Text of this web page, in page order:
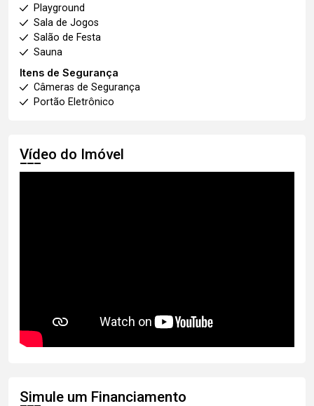
Playground
Sala de Jogos
Salão de Festa
Sauna
Itens de Segurança
Câmeras de Segurança
Portão Eletrônico
Vídeo do Imóvel
Simule um Financiamento